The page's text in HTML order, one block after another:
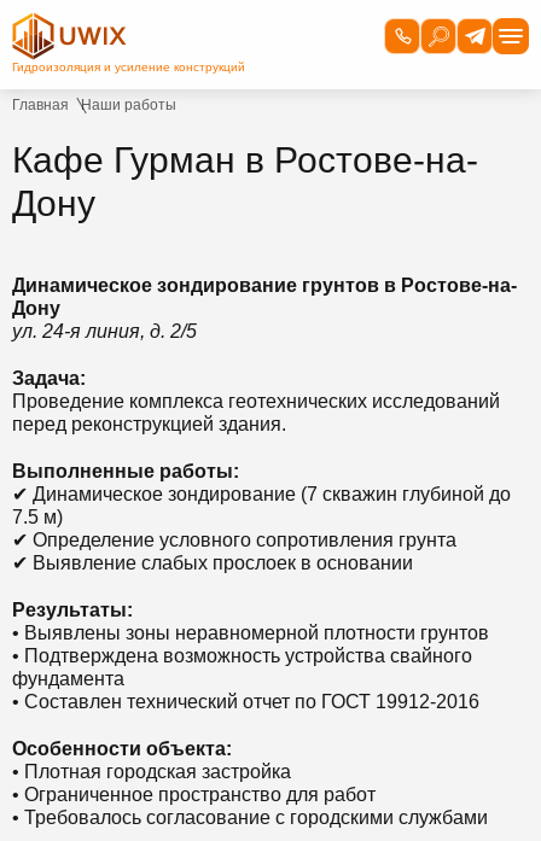
Главная Наши работы
Кафе Гурман в Ростове-на-
Дону
Динамическое зондирование грунтов в Ростове-на-
Дону
ул. 24-я линия, д. 2/5
Задача:
Проведение комплекса геотехнических исследований
перед реконструкцией здания.
Выполненные работы:
✔ Динамическое зондирование (7 скважин глубиной до
7.5 м)
✔ Определение условного сопротивления грунта
✔ Выявление слабых прослоек в основании
Результаты:
• Выявлены зоны неравномерной плотности грунтов
• Подтверждена возможность устройства свайного
фундамента
• Составлен технический отчет по ГОСТ 19912-2016
Особенности объекта:
• Плотная городская застройка
• Ограниченное пространство для работ
• Требовалось согласование с городскими службами